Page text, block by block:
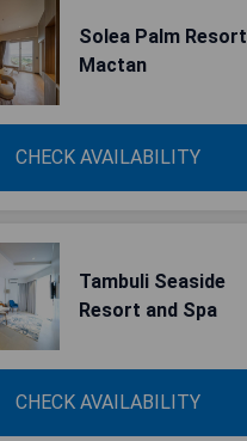
Solea Palm Resort
Mactan
CHECK AVAILABILITY
Tambuli Seaside
Resort and Spa
CHECK AVAILABILITY